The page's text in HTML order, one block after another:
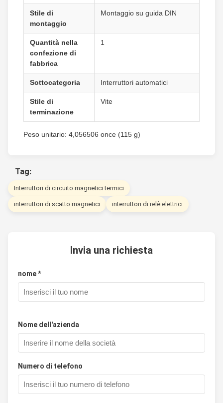
Stile di
montaggio
Montaggio su guida DIN
Quantità nella
confezione di
fabbrica
1
Sottocategoria Interruttori automatici
Stile di
terminazione
Vite
Peso unitario: 4,056506 once (115 g)
Tag:
Interruttori di circuito magnetici termici
interruttori di scatto magnetici interruttori di relè elettrici
Invia una richiesta
nome *
Nome dell'azienda
Numero di telefono